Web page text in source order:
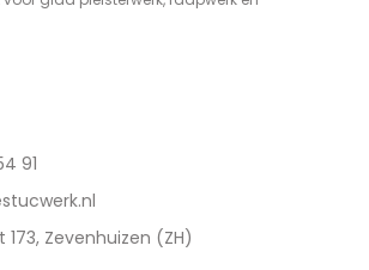
91
Zevenhuizen (ZH)